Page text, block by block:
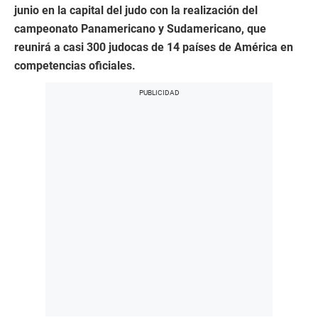
junio en la capital del judo con la realización del
campeonato Panamericano y Sudamericano, que
reunirá a casi 300 judocas de 14 países de América en
competencias oficiales.